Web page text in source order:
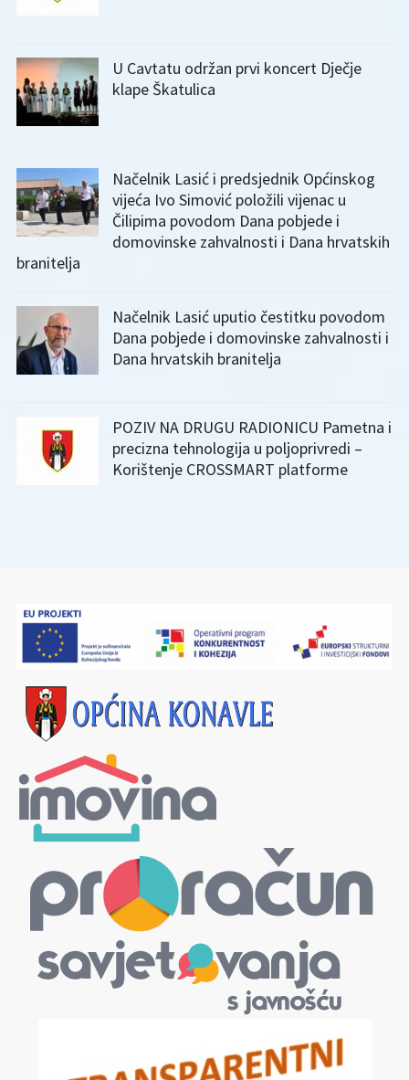
U Cavtatu održan prvi koncert Dječje
klape Škatulica
Načelnik Lasić i predsjednik Općinskog
vijeća Ivo Simović položili vijenac u
Čilipima povodom Dana pobjede i
domovinske zahvalnosti i Dana hrvatskih
branitelja
Načelnik Lasić uputio čestitku povodom
Dana pobjede i domovinske zahvalnosti i
Dana hrvatskih branitelja
POZIV NA DRUGU RADIONICU Pametna i
precizna tehnologija u poljoprivredi –
Korištenje CROSSMART platforme